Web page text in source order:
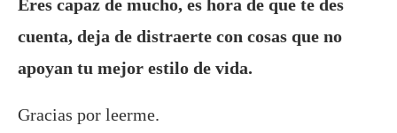
Eres capaz de mucho, es hora de que te des
cuenta, deja de distraerte con cosas que no
apoyan tu mejor estilo de vida.
Gracias por leerme.